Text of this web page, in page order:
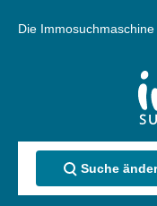
Die
Suche